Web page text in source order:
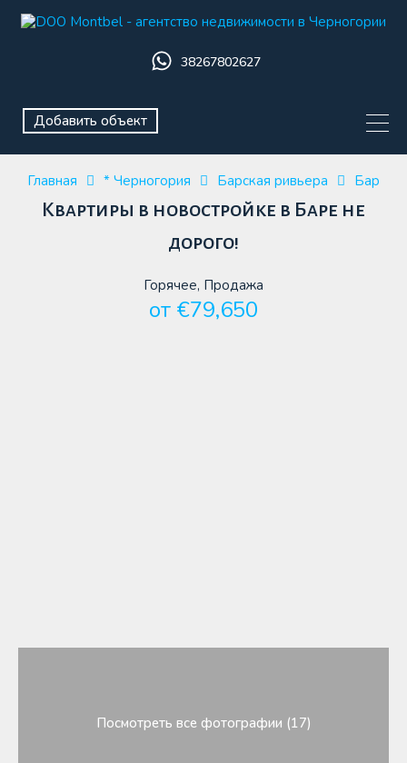
38267802627
Добавить объект
Главная * Черногория Барская ривьера Бар
Квартиры в новостройке в Баре не
дорого!
Горячее, Продажа
от €79,650
Посмотреть все фотографии (17)